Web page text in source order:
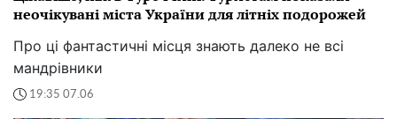
неочікувані міста України для літніх подорожей
Про ці фантастичні місця знають далеко не всі
мандрівники
19:35 07.06